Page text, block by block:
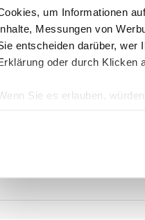
um Informationen
Messungen von
entscheiden darüber, wer
oder durch Klicken
Sie es erlauben,
Erfahren Sie mehr darüber,
verwenden Cookies, um